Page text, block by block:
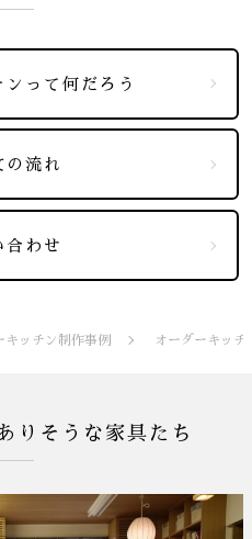
ンって何だろう
の流れ
合わせ
キッチン制作事例 オーダーキッチ
りそうな家具たち